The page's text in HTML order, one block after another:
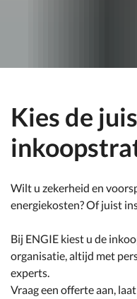
Kies de
Wilt u zekerheid en
energiekosten? Of juist
Bij ENGIE kiest u de
organisatie, altijd met
experts.
Vraag een offerte aan,